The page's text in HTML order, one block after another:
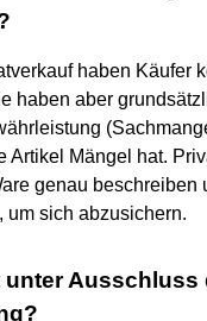
haben Käufer
haben aber
Artikel Mängel hat.
genau beschreiben
um sich abzusichern.
unter Ausschluss